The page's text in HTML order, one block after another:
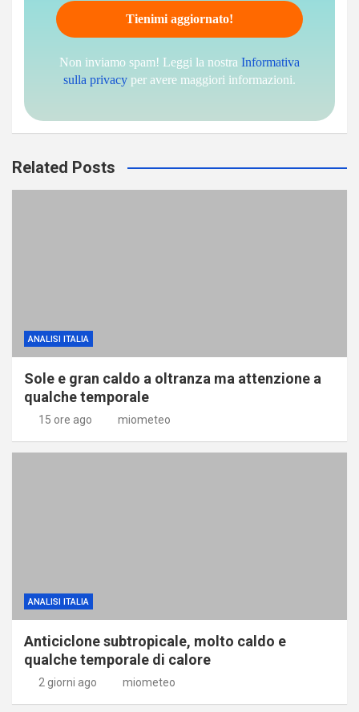
Non inviamo spam! Leggi la nostra Informativa
sulla privacy per avere maggiori informazioni.
Related Posts
ANALISI ITALIA
Sole e gran caldo a oltranza ma attenzione a
qualche temporale
15 ore ago miometeo
ANALISI ITALIA
Anticiclone subtropicale, molto caldo e
qualche temporale di calore
2 giorni ago miometeo